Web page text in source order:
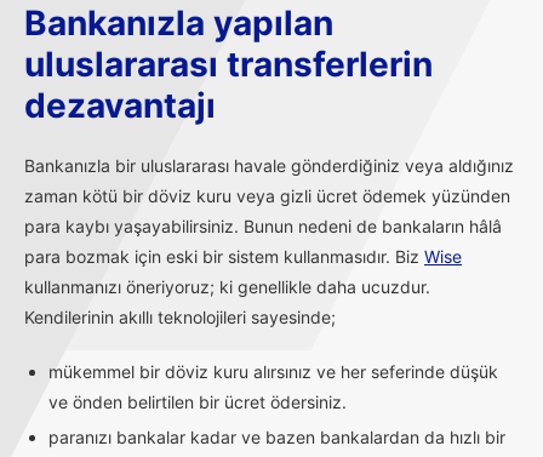
Bankanızla yapılan
uluslararası transferlerin
dezavantajı
Bankanızla bir uluslararası havale gönderdiğiniz veya aldığınız
zaman kötü bir döviz kuru veya gizli ücret ödemek yüzünden
para kaybı yaşayabilirsiniz. Bunun nedeni de bankaların hâlâ
para bozmak için eski bir sistem kullanmasıdır. Biz Wise
kullanmanızı öneriyoruz; ki genellikle daha ucuzdur.
Kendilerinin akıllı teknolojileri sayesinde;
mükemmel bir döviz kuru alırsınız ve her seferinde düşük
ve önden belirtilen bir ücret ödersiniz.
paranızı bankalar kadar ve bazen bankalardan da hızlı bir